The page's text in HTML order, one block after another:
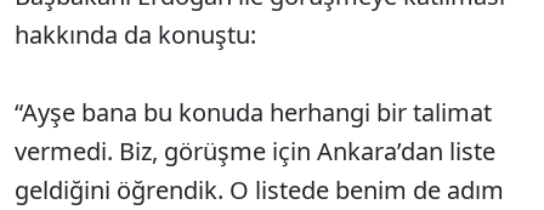
hakkında da konuştu:
“Ayşe bana bu konuda herhangi bir talimat
vermedi. Biz, görüşme için Ankara’dan liste
geldiğini öğrendik. O listede benim de adım